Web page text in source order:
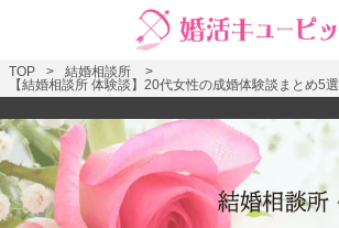
TOP
結婚相談所
【結婚相談所 体験談】20代女性の成婚体験談まとめ5選